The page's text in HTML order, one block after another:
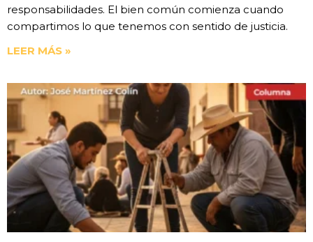
responsabilidades. El bien común comienza cuando
compartimos lo que tenemos con sentido de justicia.
LEER MÁS »